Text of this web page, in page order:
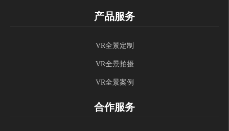
产品服务
VR全景定制
VR全景拍摄
VR全景案例
合作服务